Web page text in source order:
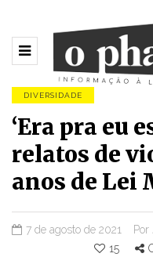
DIVERSIDADE
‘Era pra eu
relatos de
anos de Lei
7 de agosto de 2021 Por
15